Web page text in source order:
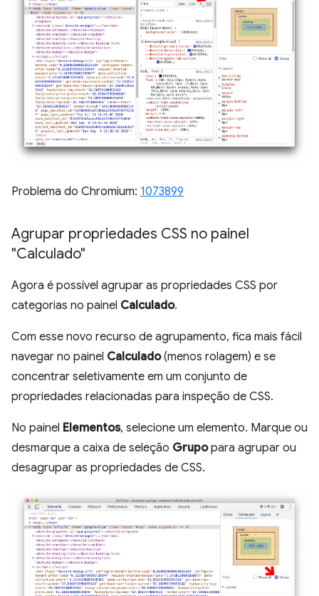
Problema do Chromium: 1073899
Agrupar propriedades CSS no painel
"Calculado"
Agora é possível agrupar as propriedades CSS por
categorias no painel Calculado.
Com esse novo recurso de agrupamento, fica mais fácil
navegar no painel Calculado(menos rolagem) e se
concentrar seletivamente em um conjunto de
propriedades relacionadas para inspeção de CSS.
No painel Elementos, selecione um elemento. Marque ou
desmarque a caixa de seleção Grupopara agrupar ou
desagrupar as propriedades de CSS.